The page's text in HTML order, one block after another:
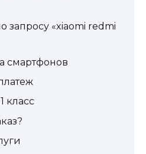
запросу «xiaomi redmi
смартфонов
класс